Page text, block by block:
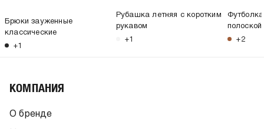
Брюки зауженные
классические
+1
Рубашка летняя с коротким
рукавом
+1
полоской
+2
КОМПАНИЯ
О бренде